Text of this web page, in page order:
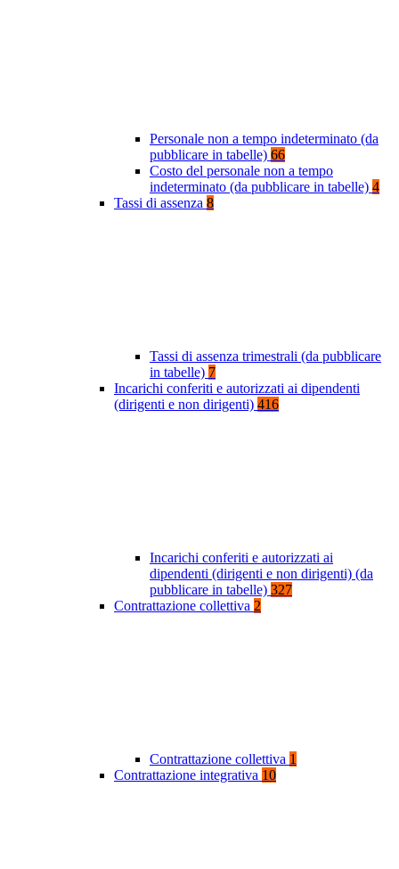
Personale non a tempo indeterminato (da
pubblicare in tabelle) 66
Costo del personale non a tempo
indeterminato (da pubblicare in tabelle) 4
Tassi di assenza 8
Tassi di assenza trimestrali (da pubblicare
in tabelle) 7
Incarichi conferiti e autorizzati ai dipendenti
(dirigenti e non dirigenti) 416
Incarichi conferiti e autorizzati ai
dipendenti (dirigenti e non dirigenti) (da
pubblicare in tabelle) 327
Contrattazione collettiva 2
Contrattazione collettiva 1
Contrattazione integrativa 10